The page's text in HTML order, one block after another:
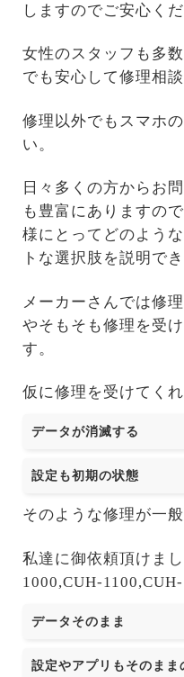
しますのでご安心くだ
女性のスタッフも多
でも安心して修理相
修理以外でもスマホ
い。
日々多くの方からお
も豊富にありますの
様にとってどのよう
トな選択肢を説明でき
メーカーさんでは修
やそもそも修理を受
す。
仮に修理を受けてく
データが消滅する
設定も初期の状態
そのような修理が一般
私達に御依頼頂けま
1000,CUH-
データそのまま
設定やアプリもそのまま